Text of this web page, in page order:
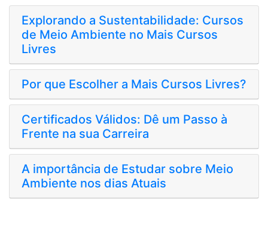
Explorando a Sustentabilidade: Cursos
de Meio Ambiente no Mais Cursos
Livres
Por que Escolher a Mais Cursos Livres?
Certificados Válidos: Dê um Passo à
Frente na sua Carreira
A importância de Estudar sobre Meio
Ambiente nos dias Atuais